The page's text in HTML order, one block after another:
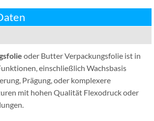
oder Butter Verpackungsfolie ist in
einschließlich Wachsbasis
Prägung, oder komplexere
mit hohen Qualität Flexodruck oder